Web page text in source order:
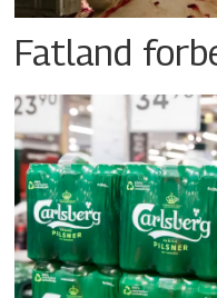
Fatland